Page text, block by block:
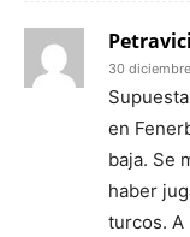
30
en
baja. Se
haber
turcos. A